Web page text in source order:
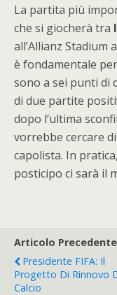
La partita più
che si giocherà tra
all’Allianz Stadium
è fondamentale
sono a sei punti di
di due partite
dopo l’ultima
vorrebbe cercare
capolista. In
posticipo ci sarà il
Articolo Precedente
Presidente FIFA: Il
Progetto Di Rinnovo
Calcio